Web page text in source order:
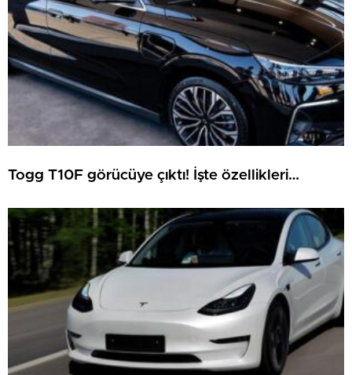
Togg T10F görücüye çıktı! İşte özellikleri…